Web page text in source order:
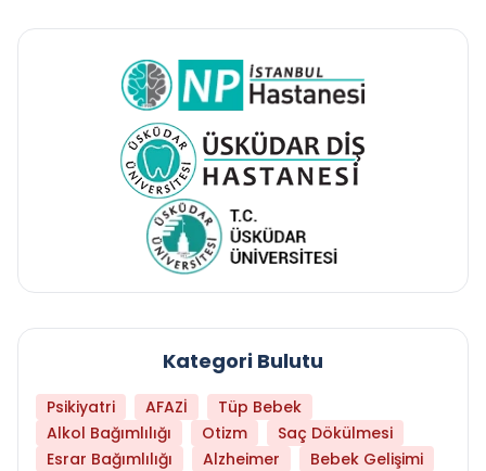
Kategori Bulutu
Psikiyatri AFAZİ
Tüp Bebek
Alkol Bağımlılığı
Otizm
Saç Dökülmesi
Esrar Bağımlılığı
Alzheimer
Bebek Gelişimi